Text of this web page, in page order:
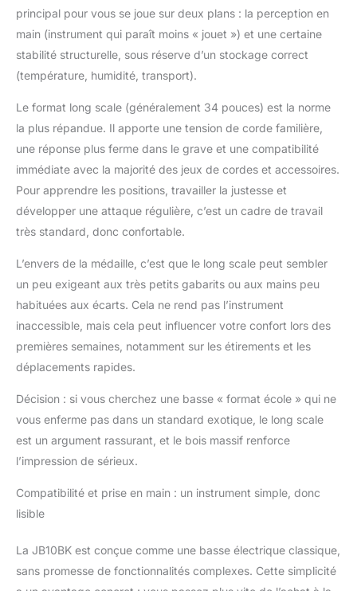
principal pour vous se joue sur deux plans : la perception en
main (instrument qui paraît moins « jouet ») et une certaine
stabilité structurelle, sous réserve d’un stockage correct
(température, humidité, transport).
Le format long scale (généralement 34 pouces) est la norme
la plus répandue. Il apporte une tension de corde familière,
une réponse plus ferme dans le grave et une compatibilité
immédiate avec la majorité des jeux de cordes et accessoires.
Pour apprendre les positions, travailler la justesse et
développer une attaque régulière, c’est un cadre de travail
très standard, donc confortable.
L’envers de la médaille, c’est que le long scale peut sembler
un peu exigeant aux très petits gabarits ou aux mains peu
habituées aux écarts. Cela ne rend pas l’instrument
inaccessible, mais cela peut influencer votre confort lors des
premières semaines, notamment sur les étirements et les
déplacements rapides.
Décision : si vous cherchez une basse « format école » qui ne
vous enferme pas dans un standard exotique, le long scale
est un argument rassurant, et le bois massif renforce
l’impression de sérieux.
Compatibilité et prise en main : un instrument simple, donc
lisible
La JB10BK est conçue comme une basse électrique classique,
sans promesse de fonctionnalités complexes. Cette simplicité